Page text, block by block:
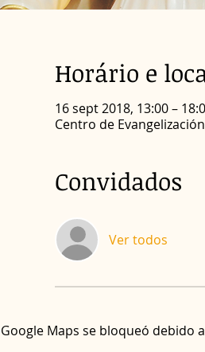
Horário e
16 sept 2018, 13:00 –
Centro de
Convidados
Ver todos
Google Maps se bloqueó debido